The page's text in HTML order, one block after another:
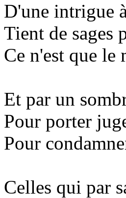
D'une intrigue
Tient de sages
Ce n'est que le
Et par un
Pour porter
Pour
Celles qui par